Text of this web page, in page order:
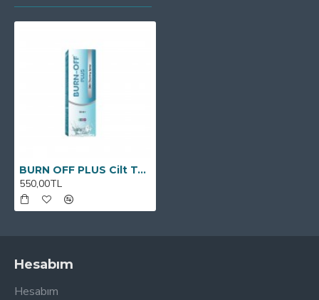
BURN OFF PLUS Cilt Temizleme Spreyi 100 ML
550,00TL
Hesabım
Hesabım